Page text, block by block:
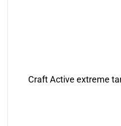
Craft Active extreme